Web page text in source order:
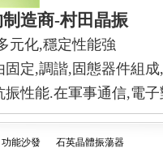
造商-村田晶振
元化,穩定性能強
固定,調諧,固態器件組
振性能.在軍事通信,電
功能沙發 石英晶體振蕩器